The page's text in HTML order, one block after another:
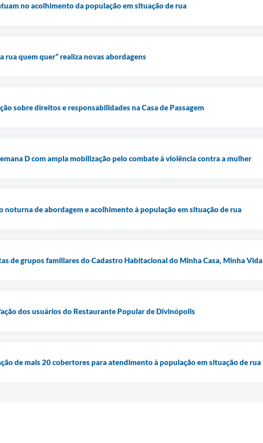
no acolhimento da população em situação de rua
rua quem quer” realiza novas abordagens
sobre direitos e responsabilidades na Casa de Passagem
D com ampla mobilização pelo combate à violência contra a mulher
noturna de abordagem e acolhimento à população em situação de rua
de grupos familiares do Cadastro Habitacional do Minha Casa, Minha Vida
dos usuários do Restaurante Popular de Divinópolis
de mais 20 cobertores para atendimento à população em situação de rua